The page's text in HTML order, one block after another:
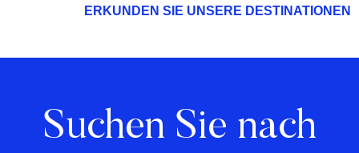
ERKUNDEN SIE UNSERE DESTINATIONEN
Suchen Sie nach